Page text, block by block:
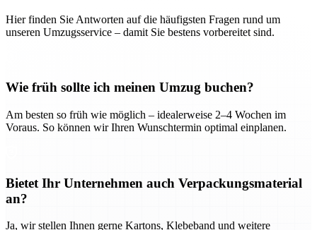
Hier finden Sie Antworten auf die häufigsten Fragen rund um
unseren Umzugsservice – damit Sie bestens vorbereitet sind.
Wie früh sollte ich meinen Umzug buchen?
Am besten so früh wie möglich – idealerweise 2–4 Wochen im
Voraus. So können wir Ihren Wunschtermin optimal einplanen.
Bietet Ihr Unternehmen auch Verpackungsmaterial
an?
Ja, wir stellen Ihnen gerne Kartons, Klebeband und weitere